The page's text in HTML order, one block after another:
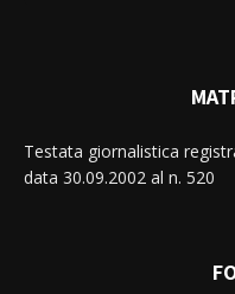
Testata giornalistica
data 30.09.2002 al n. 520